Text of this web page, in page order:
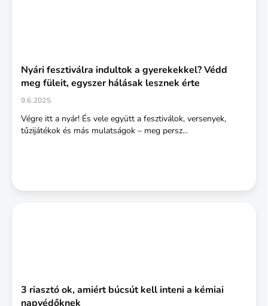
Nyári fesztiválra indultok a gyerekekkel? Védd
meg füleit, egyszer hálásak lesznek érte
9.6.2025
Végre itt a nyár! És vele együtt a fesztiválok, versenyek,
tűzijátékok és más mulatságok – meg persz...
3 riasztó ok, amiért búcsút kell inteni a kémiai
napvédőknek